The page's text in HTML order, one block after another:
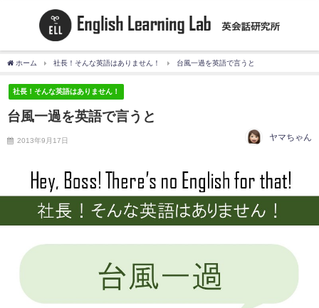
ホーム 社長！そんな英語はありません！ 台風一過を英語で言うと
社長！そんな英語はありません！
台風一過を英語で言うと
2013年9月17日 ヤマちゃん